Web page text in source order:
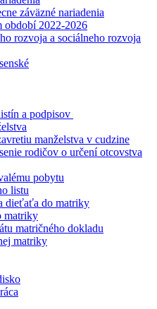
záväzné nariadenia
období 2022-2026
rozvoja a sociálneho rozvoja
a podpisov
manželstva v cudzine
rodičov o určení otcovstva
pobytu
listu
dieťaťa do matriky
matriky
matričného dokladu
matriky